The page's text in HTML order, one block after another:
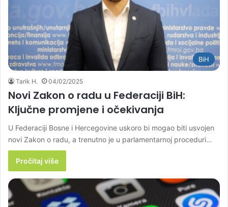
BiH
Tarik H. 04/02/2025
Novi Zakon o radu u Federaciji BiH:
Ključne promjene i očekivanja
U Federaciji Bosne i Hercegovine uskoro bi mogao biti usvojen
novi Zakon o radu, a trenutno je u parlamentarnoj proceduri…
Pročitaj više